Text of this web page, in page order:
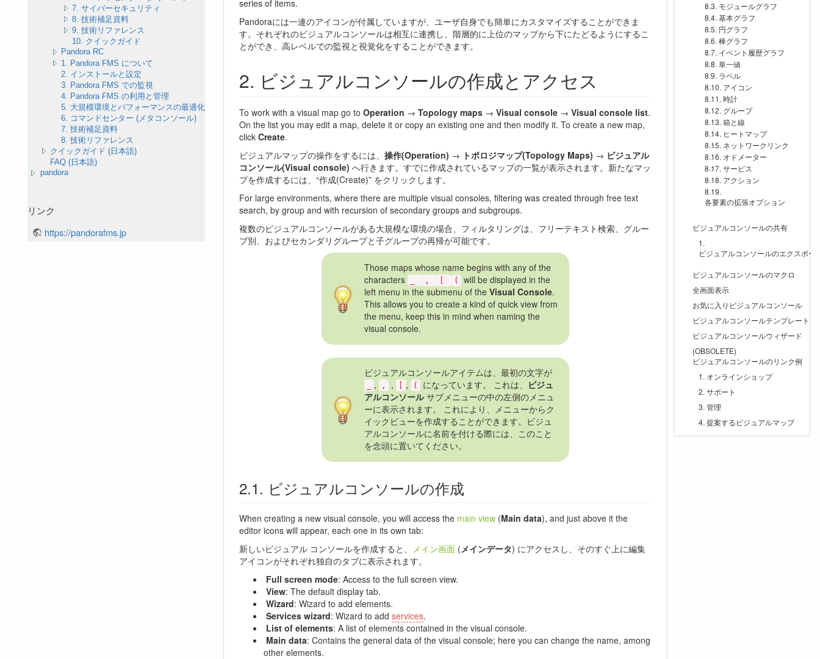
7. サイバーセキュリティ
8. 技術補足資料
9. 技術リファレンス
10. クイックガイド
Pandora RC
1. Pandora FMS について
2. インストールと設定
3. Pandora FMS での監視
4. Pandora FMS の利用と管理
5. 大規模環境とパフォーマンスの最適化
6. コマンドセンター (メタコンソール)
7. 技術補足資料
8. 技術リファレンス
クイックガイド (日本語)
FAQ (日本語)
pandora
リンク
https://pandorafms.jp
モジュールグラフ
基本グラフ
円グラフ
棒グラフ
イベント履歴グラフ
単一値
ラベル
アイコン
時計
グループ
箱と線
ヒートマップ
ネットワークリンク
オドメーター
サービス
アクション
各要素の拡張オプション
ビジュアルコンソールの共有
ビジュアルコンソールのエクスポー
ビジュアルコンソールのマクロ
全画面表示
お気に入りビジュアルコンソール
ビジュアルコンソールテンプレート
ビジュアルコンソールウィザード
(OBSOLETE)
ビジュアルコンソールのリンク例
オンラインショップ
サポート
管理
提案するビジュアルマップ
series of items.
Pandoraには一連のアイコンが付属していますが、ユーザ自身でも簡単にカスタマイズすることができま
す。それぞれのビジュアルコンソールは相互に連携し、階層的に上位のマップから下にたどるようにするこ
とができ、高レベルでの監視と視覚化をすることができます。
ビジュアルコンソールの作成とアクセス
To work with a visual map go to Operation → Topology maps → Visual console → Visual console list.
On the list you may edit a map, delete it or copy an existing one and then modify it. To create a new map,
click Create.
ビジュアルマップの操作をするには、 操作(Operation) → トポロジマップ(Topology Maps) → ビジュアル
コンソール(Visual console) へ行きます。すでに作成されているマップの一覧が表示されます。新たなマッ
プを作成するには、“作成(Create)” をクリックします。
For large environments, where there are multiple visual consoles, filtering was created through free text
search, by group and with recursion of secondary groups and subgroups.
複数のビジュアルコンソールがある大規模な環境の場合、フィルタリングは、フリーテキスト検索、グルー
プ別、およびセカンダリグループと子グループの再帰が可能です。
Those maps whose name begins with any of the
characters
, [ (
will be displayed in the
left menu in the submenu of theVisual Console.
This allows you to create a kind of quick view from
the menu, keep this in mind when naming the
visual console.
ビジュアルコンソールアイテムは、最初の文字が
, , , [ , ( になっています。 これは、 ビジュ
アルコンソールサブメニューの中の左側のメニュ
ーに表示されます。 これにより、メニューからク
イックビューを作成することができます。ビジュ
アルコンソールに名前を付ける際には、このこと
を念頭に置いてください。
ビジュアルコンソールの作成
When creating a new visual console, you will access the main view (Main data), and just above it the
editor icons will appear, each one in its own tab:
新しいビジュアル コンソールを作成すると、
メイン画面 ( メインデータ) にアクセスし、そのすぐ上に編集
アイコンがそれぞれ独自のタブに表示されます。
Full screen mode: Access to the full screen view.
View: The default display tab.
Wizard: Wizard to add elements.
Services wizard: Wizard to add services.
List of elements: A list of elements contained in the visual console.
Main data: Contains the general data of the visual console; here you can change the name, among
other elements.